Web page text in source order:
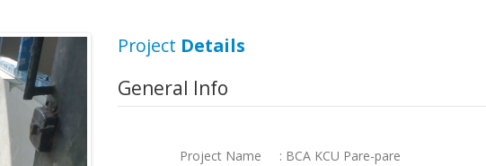
Project Details
General Info
Project Name : BCA KCU Pare-pare